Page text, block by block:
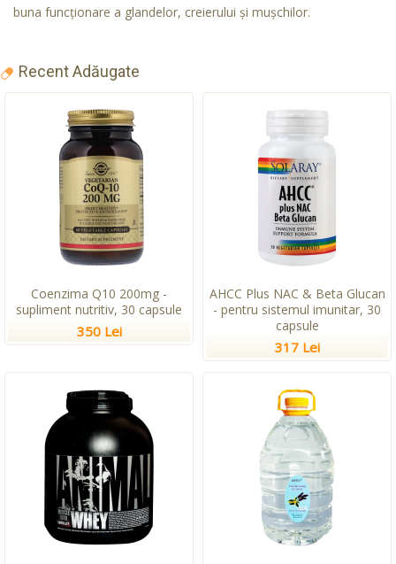
buna funcţionare a glandelor, creierului şi muşchilor.
Recent Adăugate
Coenzima Q10 200mg -
supliment nutritiv, 30 capsule
350 Lei
AHCC Plus NAC & Beta Glucan
- pentru sistemul imunitar, 30
capsule
317 Lei